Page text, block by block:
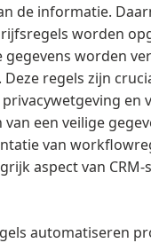
de informatie.
worden
gegevens worden
Deze regels zijn
privacywetgeving en
een veilige
van
aspect van
automatiseren